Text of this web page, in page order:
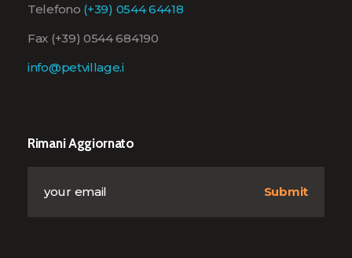
Telefono (+39) 0544 64418
Fax (+39) 0544 684190
info@petvillage.i
Rimani Aggiornato